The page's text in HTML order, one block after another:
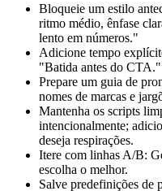
Bloqueie um estilo
ritmo médio, ênfase
lento em números."
Adicione tempo
"Batida antes do CTA."
Prepare um guia de
nomes de marcas e
Mantenha os scripts
intencionalmente;
deseja respirações.
Itere com linhas A/B:
escolha o melhor.
Salve predefinições de